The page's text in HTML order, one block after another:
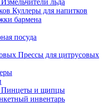
Куллеры для напитков
бармена
посуда
Прессы для цитрусовых
Пинцеты и щипцы
инвентарь